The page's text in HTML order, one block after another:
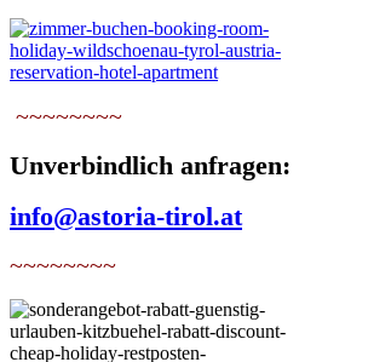
~~~~~~~~
Unverbindlich anfragen:
info@astoria-tirol.at
~~~~~~~~